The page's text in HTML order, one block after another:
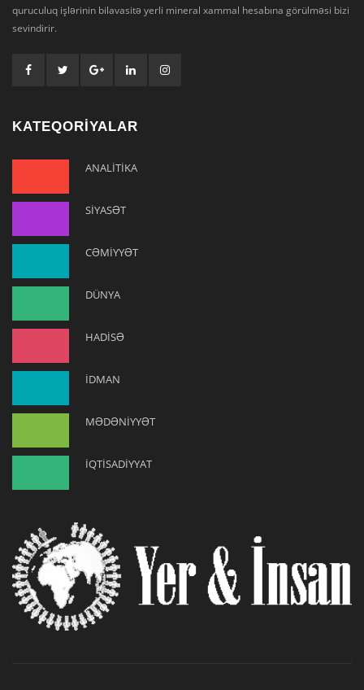
quruculuq işlərinin bilavasitə yerli mineral xammal hesabına görülməsi bizi
sevindirir.
KATEQORİYALAR
ANALİTİKA
SİYASƏT
CƏMİYYƏT
DÜNYA
HADİSƏ
İDMAN
MƏDƏNİYYƏT
İQTİSADİYYAT